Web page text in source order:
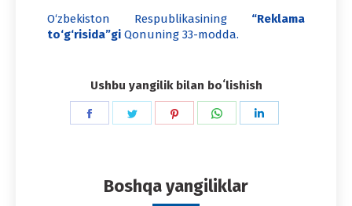
O‘zbekiston Respublikasining “Reklama
to‘g‘risida”gi Qonuning 33-modda.
Ushbu yangilik bilan boʻlishish
Share
Share
Share
Share
Boshqa yangiliklar